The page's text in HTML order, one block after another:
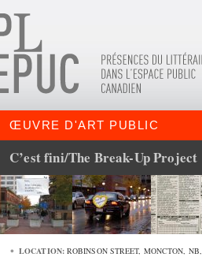
ŒUVRE D'ART PUBLIC
C’est fini/The Break-Up Project
LOCATION: ROBINSON STREET, MONCTON, NB,